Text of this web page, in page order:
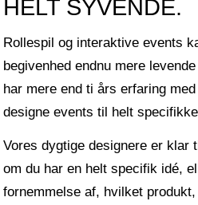
HELT SYVENDE.
Rollespil og interaktive events
begivenhed endnu mere
har mere end ti års erfaring
designe events til helt
Vores dygtige designere er klar
om du har en helt specifik idé,
fornemmelse af, hvilket